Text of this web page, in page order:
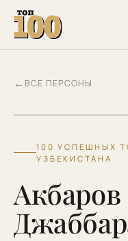
← ВСЕ ПЕРСОНЫ
АО
100 УСПЕШНЫХ
УЗБЕКИСТАНА